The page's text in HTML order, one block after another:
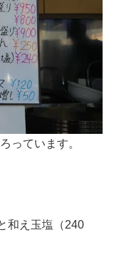
っています。
和え玉塩（240